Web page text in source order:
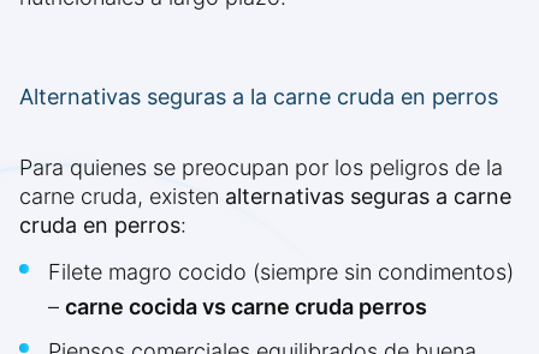
Alternativas seguras a la carne cruda en perros
Para quienes se preocupan por los peligros de la
carne cruda, existen alternativas seguras a carne
cruda en perros:
Filete magro cocido (siempre sin condimentos)
– carne cocida vs carne cruda perros